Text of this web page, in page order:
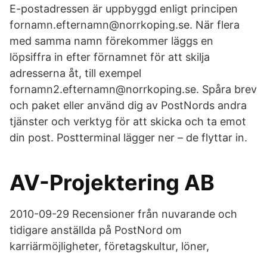
E-postadressen är uppbyggd enligt principen
fornamn.efternamn@norrkoping.se. När flera
med samma namn förekommer läggs en
löpsiffra in efter förnamnet för att skilja
adresserna åt, till exempel
fornamn2.efternamn@norrkoping.se. Spåra brev
och paket eller använd dig av PostNords andra
tjänster och verktyg för att skicka och ta emot
din post. Postterminal lägger ner – de flyttar in.
AV-Projektering AB
2010-09-29 Recensioner från nuvarande och
tidigare anställda på PostNord om
karriärmöjligheter, företagskultur, löner,